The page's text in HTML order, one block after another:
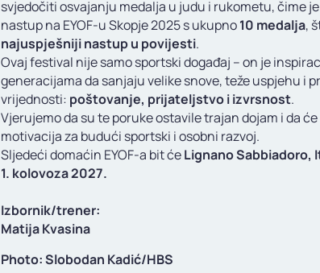
svjedočiti osvajanju medalja u judu i rukometu, čime
nastup na EYOF-u Skopje 2025 s ukupno10 medalja,
najuspješniji nastup u povijesti.
Ovaj festival nije samo sportski događaj – on je
generacijama da sanjaju velike snove, teže uspjehu i
vrijednosti: poštovanje, prijateljstvo i izvrsnost.
Vjerujemo da su te poruke ostavile trajan dojam i da
motivacija za budući sportski i osobni razvoj.
Sljedeći domaćin EYOF-a bit ćeLignano Sabbiadoro,
1. kolovoza 2027.
Izbornik/trener:
Matija Kvasina
Photo:Slobodan Kadić/HBS